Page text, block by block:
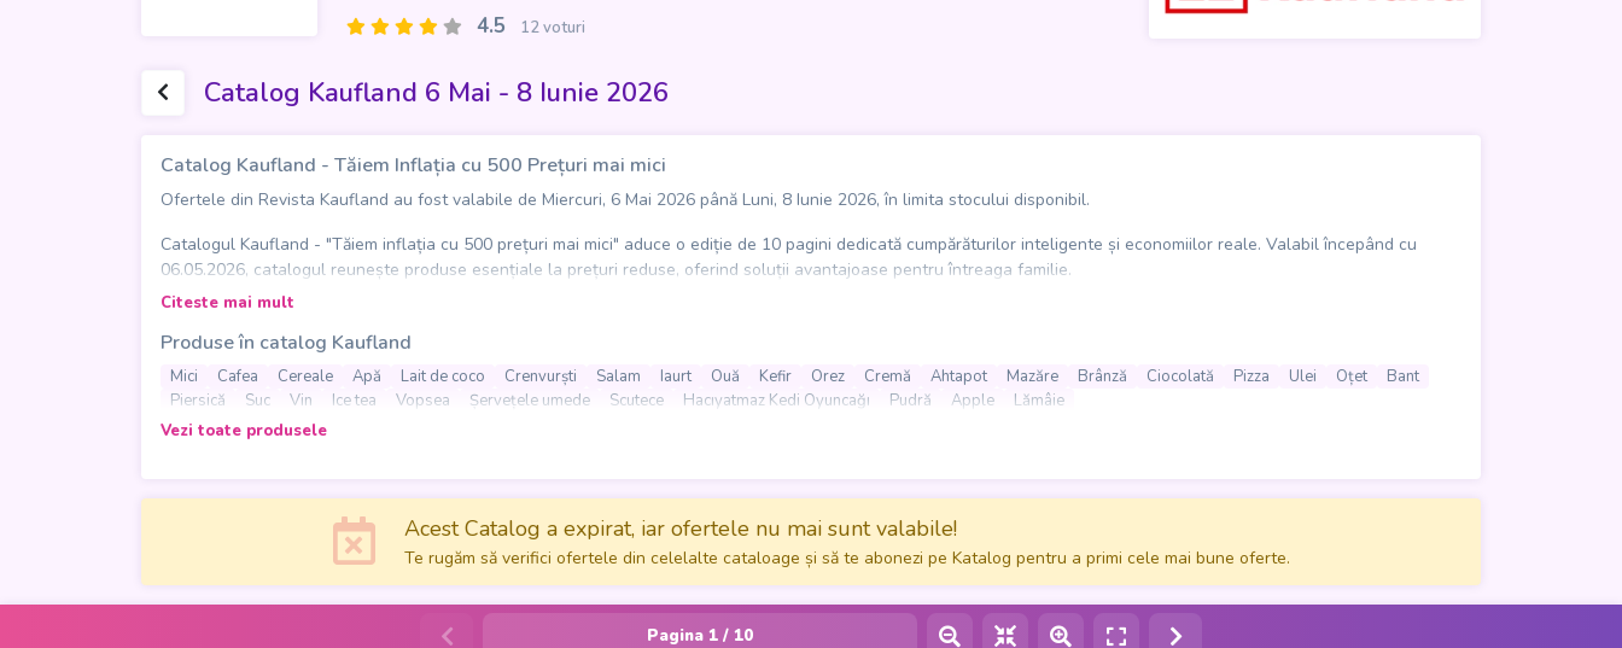
4.5 12 voturi
Catalog Kaufland 6 Mai - 8 Iunie 2026
Catalog Kaufland - Tăiem Inflația cu 500 Prețuri mai mici
Ofertele din Revista Kaufland au fost valabile de Miercuri, 6 Mai 2026 până Luni, 8 Iunie 2026, în limita stocului disponibil.
Catalogul Kaufland - "Tăiem inflația cu 500 prețuri mai mici" aduce o ediție de 10 pagini dedicată cumpărăturilor inteligente și economiilor reale. Valabil începând cu
06.05.2026, catalogul reunește produse esențiale la prețuri reduse, oferind soluții avantajoase pentru întreaga familie.
populare. Oferta este completată de produse pentru casă și îngrijire personală, precum șervețele umede, scutece sau alte articole utile pentru rutina zilnică.
Catalogul pune accent pe accesibilitate și varietate, ajutând clienții să găsească rapid produsele de care au nevoie, fără compromisuri la calitate. Răsfoindu-l, fiecare
poate descoperi promoțiile momentului și poate transforma cumpărăturile într-o experiență mai eficientă și mai avantajoasă.
Citeste mai mult
Produse în catalog Kaufland
Mici Cafea Cereale Apă Lait de coco Crenvurști Salam Iaurt Ouă Kefir Orez Cremă Ahtapot Mazăre Brânză Ciocolată Pizza Ulei Oțet
Bant
Piersică
Suc Vin Ice tea Vopsea Șervețele umede Scutece Hacıyatmaz Kedi Oyuncağı Pudră Apple
Lămâie
Vezi toate produsele
Acest Catalog a expirat, iar ofertele nu mai sunt valabile!
Te rugăm să verifici ofertele din celelalte cataloage și să te abonezi pe Katalog pentru a primi cele mai bune oferte.
Pagina 1 / 10